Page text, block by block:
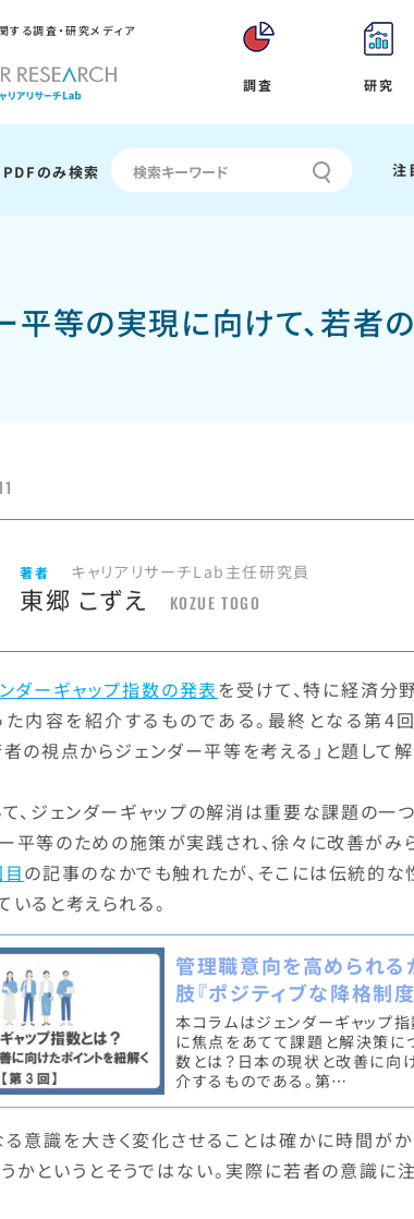
する調査・研究メディア
調査 研究
PDFのみ検索 注
平等の実現に向けて、若者
著者 キャリアリサーチLab主任研究員
東郷 こずえ KOZUE TOGO
ダーギャップ指数の発表を受けて、特に経済分
内容を紹介するものである。最終となる第4
の視点からジェンダー平等を考える」と題して
、ジェンダーギャップの解消は重要な課題の一
平等のための施策が実践され、徐々に改善がみ
の記事のなかでも触れたが、そこには伝統的
いると考えられる。
管理職意向を高められる
肢『ポジティブな降格制度
本コラムはジェンダーギャップ
に焦点をあてて課題と解決策に
数とは？日本の現状と改善に向
介するものである。第…
意識を大きく変化させることは確かに時間が
かというとそうではない。実際に若者の意識に